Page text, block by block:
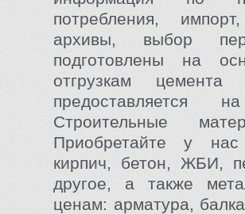
потребления,
архивы, выбор
подготовлены на
отгрузкам
предоставляется
Строительные
Приобретайте у нас
кирпич, бетон, ЖБИ,
другое, а также
ценам: арматура,